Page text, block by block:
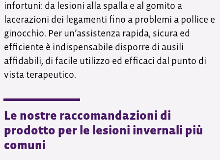
infortuni: da lesioni alla spalla e al gomito a
lacerazioni dei legamenti fino a problemi a pollice e
ginocchio. Per un’assistenza rapida, sicura ed
efficiente è indispensabile disporre di ausili
affidabili, di facile utilizzo ed efficaci dal punto di
vista terapeutico.
Le nostre raccomandazioni di
prodotto per le lesioni invernali più
comuni